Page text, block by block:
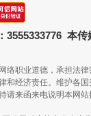
储一体化项目
3555333776 本传
职业道德，承担法
经济责任。维护各
来函来电说明本网